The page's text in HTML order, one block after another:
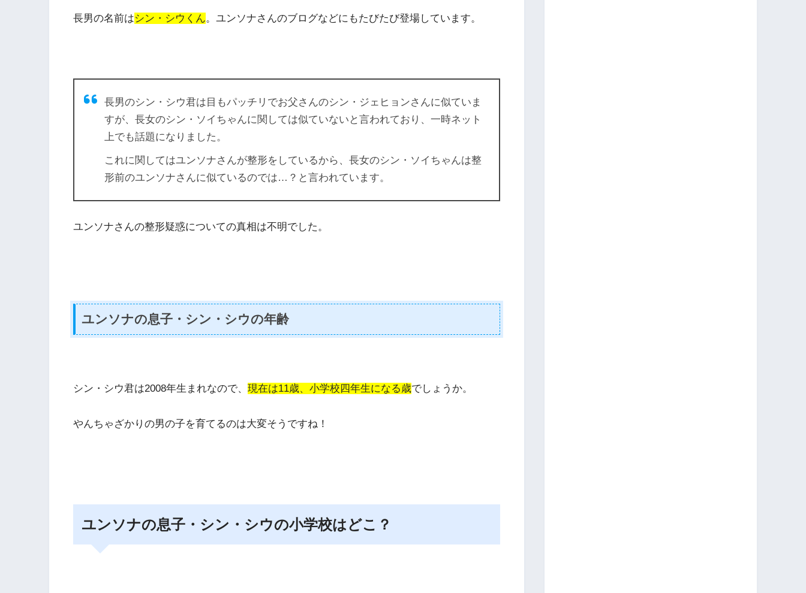
長男の名前はシン・シウくん。ユンソナさんのブログなどにもたびたび登場しています。
長男のシン・シウ君は目もパッチリでお父さんのシン・ジェヒョンさんに似ていま
すが、長女のシン・ソイちゃんに関しては似ていないと言われており、一時ネット
上でも話題になりました。
これに関してはユンソナさんが整形をしているから、長女のシン・ソイちゃんは整
形前のユンソナさんに似ているのでは…？と言われています。
ユンソナさんの整形疑惑についての真相は不明でした。
ユンソナの息子・シン・シウの年齢
シン・シウ君は2008年生まれなので、 現在は11歳、小学校四年生になる歳でしょうか。
やんちゃざかりの男の子を育てるのは大変そうですね！
ユンソナの息子・シン・シウの小学校はどこ？